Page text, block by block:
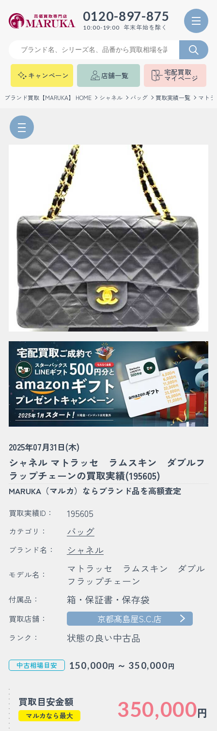
0120-897-875
10:00-19:00 年末年始を除く
キャンペーン 店舗一覧 宅配買取
マイページ
ブランド買取【MARUKA】 HOME シャネル バッグ 買取実績一覧 マト
2025年07月31日(木)
シャネル マトラッセ ラムスキン ダブルフ
ラップチェーンの買取実績(195605)
MARUKA（マルカ）ならブランド品を高額査定
買取実績ID： 195605
カテゴリ： バッグ
ブランド名： シャネル
モデル名：
マトラッセ ラムスキン ダブル
フラップチェーン
付属品： 箱・保証書・保存袋
買取店舗： 京都髙島屋S.C.店
ランク： 状態の良い中古品
中古相場目安 150,000円 ～ 350,000円
買取目安金額
マルカなら最大 350,000円